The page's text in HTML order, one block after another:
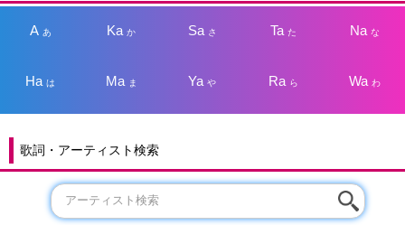
A あ Kaか Sa さ Taた Na な
Haは Ma ま Yaや Ra ら Wa わ
歌詞・アーティスト検索